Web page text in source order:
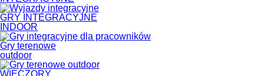
GRY INTEGRACYJNE
INDOOR
Gry terenowe
outdoor
WIECZORY